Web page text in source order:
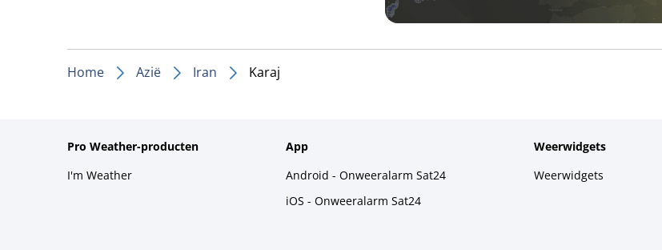
Home Azië Iran Karaj
Pro Weather-producten
I'm Weather
App
Android - Onweeralarm Sat24
iOS - Onweeralarm Sat24
Weerwidgets
Weerwidgets